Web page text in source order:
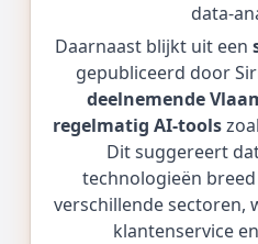
data-
Daarnaast blijkt uit een
gepubliceerd door
deelnemende
regelmatig AI-tools
Dit suggereert
technologieën
verschillende sectoren,
klantenservice